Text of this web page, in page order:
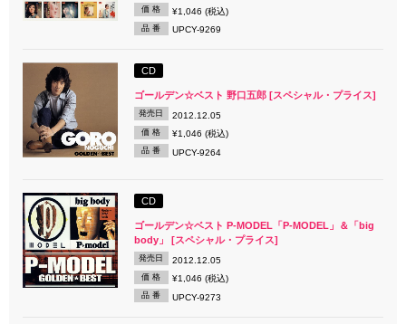
価 格 ¥1,046 (税込)
品 番 UPCY-9269
CD
ゴールデン☆ベスト 野口五郎 [スペシャル・プライス]
発売日 2012.12.05
価 格 ¥1,046 (税込)
品 番 UPCY-9264
CD
ゴールデン☆ベスト P-MODEL「P-MODEL」＆「big
body」 [スペシャル・プライス]
発売日 2012.12.05
価 格 ¥1,046 (税込)
品 番 UPCY-9273